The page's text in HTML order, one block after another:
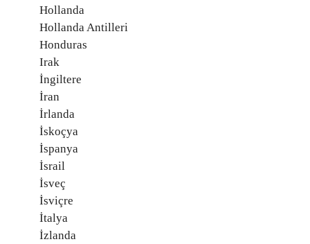
Hollanda
Hollanda Antilleri
Honduras
Irak
İngiltere
İran
İrlanda
İskoçya
İspanya
İsrail
İsveç
İsviçre
İtalya
İzlanda